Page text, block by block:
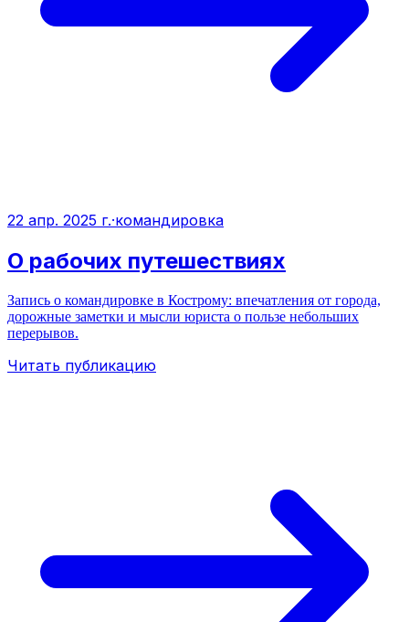
22 апр. 2025 г.·командировка
О рабочих путешествиях
Запись о командировке в Кострому: впечатления от города,
дорожные заметки и мысли юриста о пользе небольших
перерывов.
Читать публикацию